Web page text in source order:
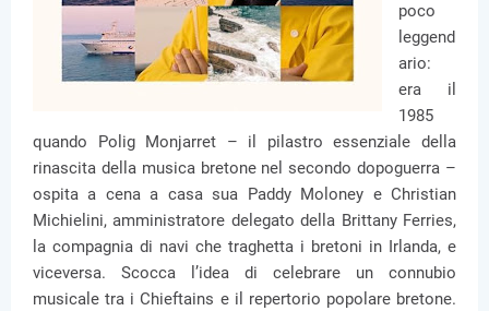
poco
leggend
ario:
era il
1985
quando Polig Monjarret – il pilastro essenziale della
rinascita della musica bretone nel secondo dopoguerra –
ospita a cena a casa sua Paddy Moloney e Christian
Michielini, amministratore delegato della Brittany Ferries,
la compagnia di navi che traghetta i bretoni in Irlanda, e
viceversa. Scocca l’idea di celebrare un connubio
musicale tra i Chieftains e il repertorio popolare bretone.